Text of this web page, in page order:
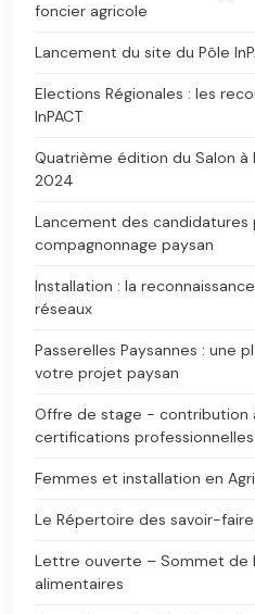
foncier agricole
Lancement du site du Pôle
Elections Régionales : les
InPACT
Quatrième édition du Salon à
2024
Lancement des candidatures
compagnonnage paysan
Installation : la
réseaux
Passerelles Paysannes : une
votre projet paysan
Offre de stage - contribution
certifications professionnelles
Femmes et installation en
Le Répertoire des savoir-
Lettre ouverte – Sommet de
alimentaires